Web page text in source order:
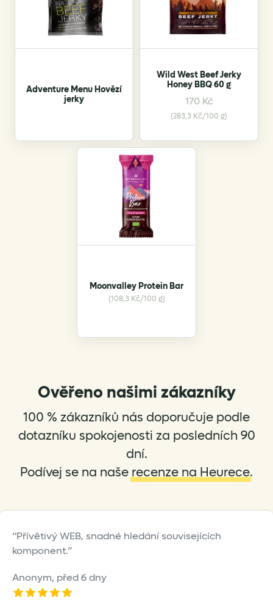
Adventure Menu Hovězí
jerky
Wild West Beef Jerky
Honey BBQ 60 g
170 Kč
(283,3 Kč/100 g)
Moonvalley Protein Bar
(108,3 Kč/100 g)
Ověřeno našimi zákazníky
100 % zákazníků nás doporučuje podle
dotazníku spokojenosti za posledních 90
dní.
Podívej se na naše recenze na Heurece.
Přívětivý WEB, snadné hledání souvisejících
komponent.
Anonym, před 6 dny